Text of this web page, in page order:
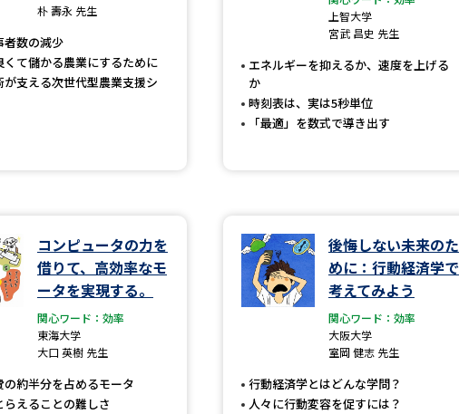
大学で学びたい学問発見
学問のミニ講義「夢ナビ講義」 学問分野解説
ユーザーサポート
個人情報取扱規定
特定商取引表記 お問合せ先
朴 壽永 先生
者数の減少
くて儲かる農業にするために
が支える次世代型農業支援シ
上智大学
宮武 昌史 先生
エネルギーを抑えるか、速度を上げる
か
時刻表は、実は5秒単位
「最適」を数式で導き出す
コンピュータの力を
借りて、高効率なモ
ータを実現する。
関心ワード：効率
東海大学
大口 英樹 先生
の約半分を占めるモータ
らえることの難しさ
後悔しない未来のた
めに：行動経済学で
考えてみよう
関心ワード：効率
大阪大学
室岡 健志 先生
行動経済学とはどんな学問？
人々に行動変容を促すには？